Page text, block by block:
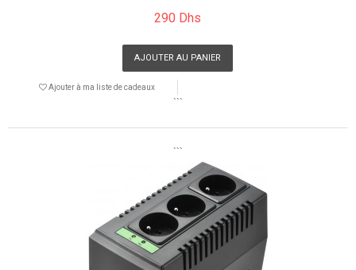
290 Dhs
AJOUTER AU PANIER
Ajouter à ma liste de cadeaux
```
```